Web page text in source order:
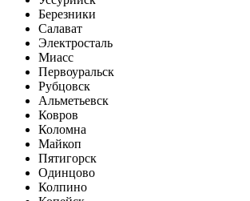
Березники
Салават
Электросталь
Миасс
Первоуральск
Рубцовск
Альметьевск
Ковров
Коломна
Майкоп
Пятигорск
Одинцово
Колпино